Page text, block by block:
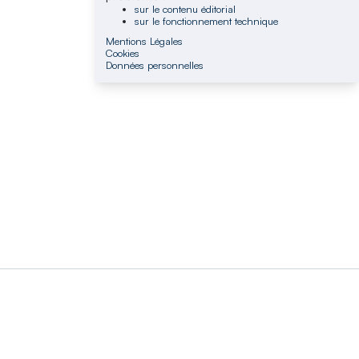
sur le contenu éditorial
sur le fonctionnement technique
Mentions Légales
Cookies
Données personnelles